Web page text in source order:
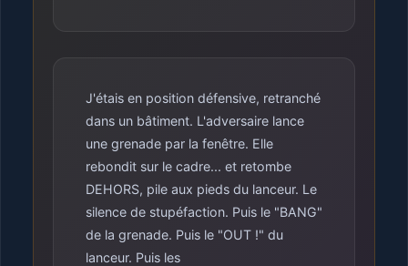
J'étais en position défensive, retranché
dans un bâtiment. L'adversaire lance
une grenade par la fenêtre. Elle
rebondit sur le cadre... et retombe
DEHORS, pile aux pieds du lanceur. Le
silence de stupéfaction. Puis le "BANG"
de la grenade. Puis le "OUT !" du
lanceur. Puis les